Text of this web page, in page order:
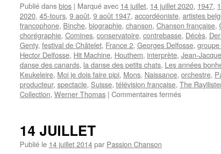
Publié dansbios | Marqué avec 14 juillet, 14 juillet 2020, 1947,
2020, 45-tours, 9 août, 9 août 1947, accordéoniste, artistes
francophone, Binche, biographie, chanson, Chanson française,
chorégraphie, Comines, conservatoire, contrebasse, Décès,
Genty, festival de Châtelet, France 2, Georges Delfosse,
Hector Delfosse, Hit Machine, Houthem, interprète, Jean-
danse des canards, la danse des petits chats, Les années
Keukeleire, Moi je dois faire pipi, Mons, Naissance, orchestre,
producteur, spectacle, Suisse, télévision française, The
Collection, Werner Thomas | Commentaires ferméssur
14 JUILLET
Publié le 14 juillet 2014par Passion Chanson